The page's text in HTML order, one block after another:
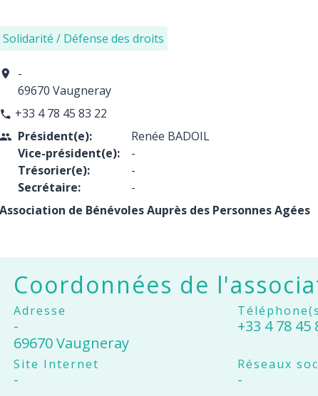
Solidarité / Défense des droits
location_on
-
69670 Vaugneray
phone +33 4 78 45 83 22
people Président(e):
Vice-président(e):
Trésorier(e):
Secrétaire:
Renée BADOIL
-
-
-
Association de Bénévoles Auprès des Personnes Agées
Coordonnées de
Adresse
-
69670 Vaugneray
+33 4 78 45
Site Internet
-
Réseaux
-